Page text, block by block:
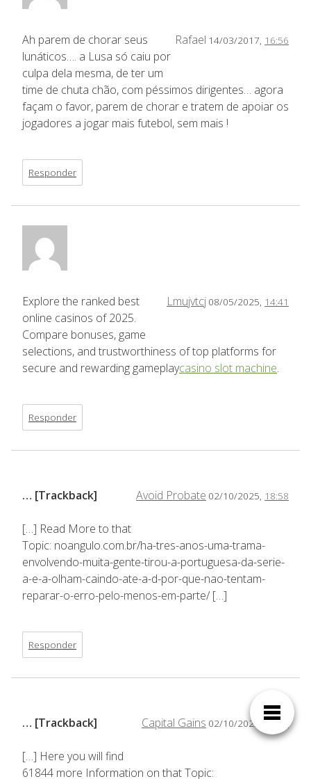
Rafael 14/03/2017, 16:56
Ah parem de chorar seus
lunáticos…. a Lusa só caiu por
culpa dela mesma, de ter um
time de chuta chão, com péssimos dirigentes… agora
façam o favor, parem de chorar e tratem de apoiar os
jogadores a jogar mais futebol, sem mais !
Responder
Lmujvtcj 08/05/2025, 14:41
Explore the ranked best
online casinos of 2025.
Compare bonuses, game
selections, and trustworthiness of top platforms for
secure and rewarding gameplaycasino slot machine.
Responder
Avoid Probate 02/10/2025, 18:58
… [Trackback]
[…] Read More to that
Topic: noangulo.com.br/ha-tres-anos-uma-trama-
envolvendo-muita-gente-tirou-a-portuguesa-da-serie-
a-e-a-olham-caindo-ate-a-d-por-que-nao-tentam-
reparar-o-erro-pelo-menos-em-parte/ […]
Responder
Capital Gains 02/10/2025,18:59
… [Trackback]
[…] Here you will find
61844 more Information on that Topic: